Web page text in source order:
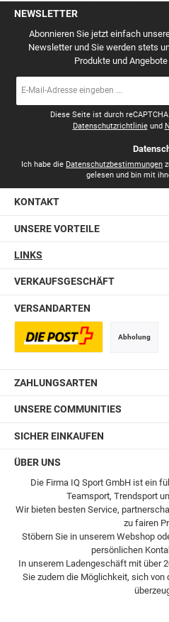
NEWSLETTER
Abonnieren Sie jetzt einfach
Newsletter und Sie werden stets
Produkte und
Mail-
Diese Seite ist durch
Datenschutzrichtlinieund
Ich habe die Datenschutzbestimmungen
gelesen und bin mit
KONTAKT
UNSERE VORTEILE
LINKS
VERKAUFSGESCHÄFT
VERSANDARTEN
Abholung
ZAHLUNGSARTEN
UNSERE COMMUNITIES
SICHER EINKAUFEN
ÜBER UNS
Die Firma IQ Sport GmbH ist ein
Teamsport, Trendsport
Wir bieten besten Service,
zu fairen
Stöbern Sie in unserem Webshop
persönlichen
In unserem Ladengeschäft mit über
Sie zudem die Möglichkeit, sich von